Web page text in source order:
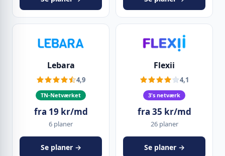
Lebara
4,9
TN-Netværket
fra 19 kr/md
6 planer
Se planer →
Flexii
4,1
3's netværk
fra 35 kr/md
26 planer
Se planer →